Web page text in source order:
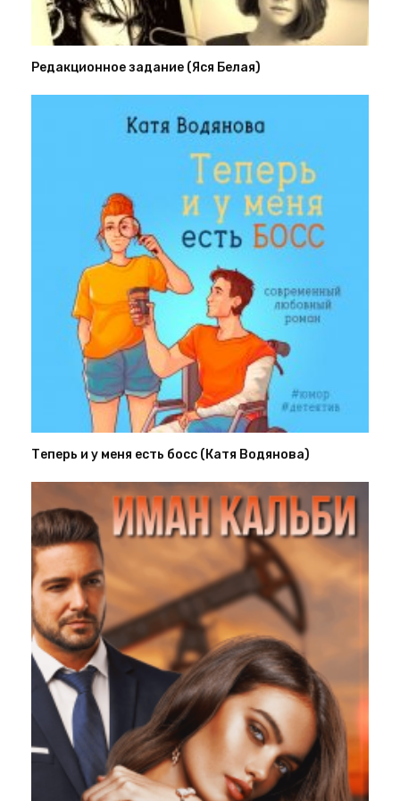
Редакционное задание (Яся Белая)
Теперь и у меня есть босс (Катя Водянова)